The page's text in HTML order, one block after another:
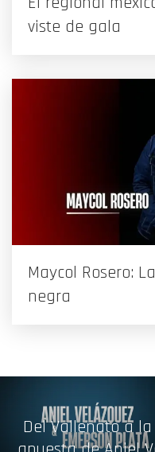
viste de gala
Maycol Rosero:
negra
Del Vallenato a